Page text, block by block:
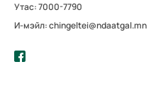
Утас: 7000-7790
И-мэйл: chingeltei@ndaatgal.mn